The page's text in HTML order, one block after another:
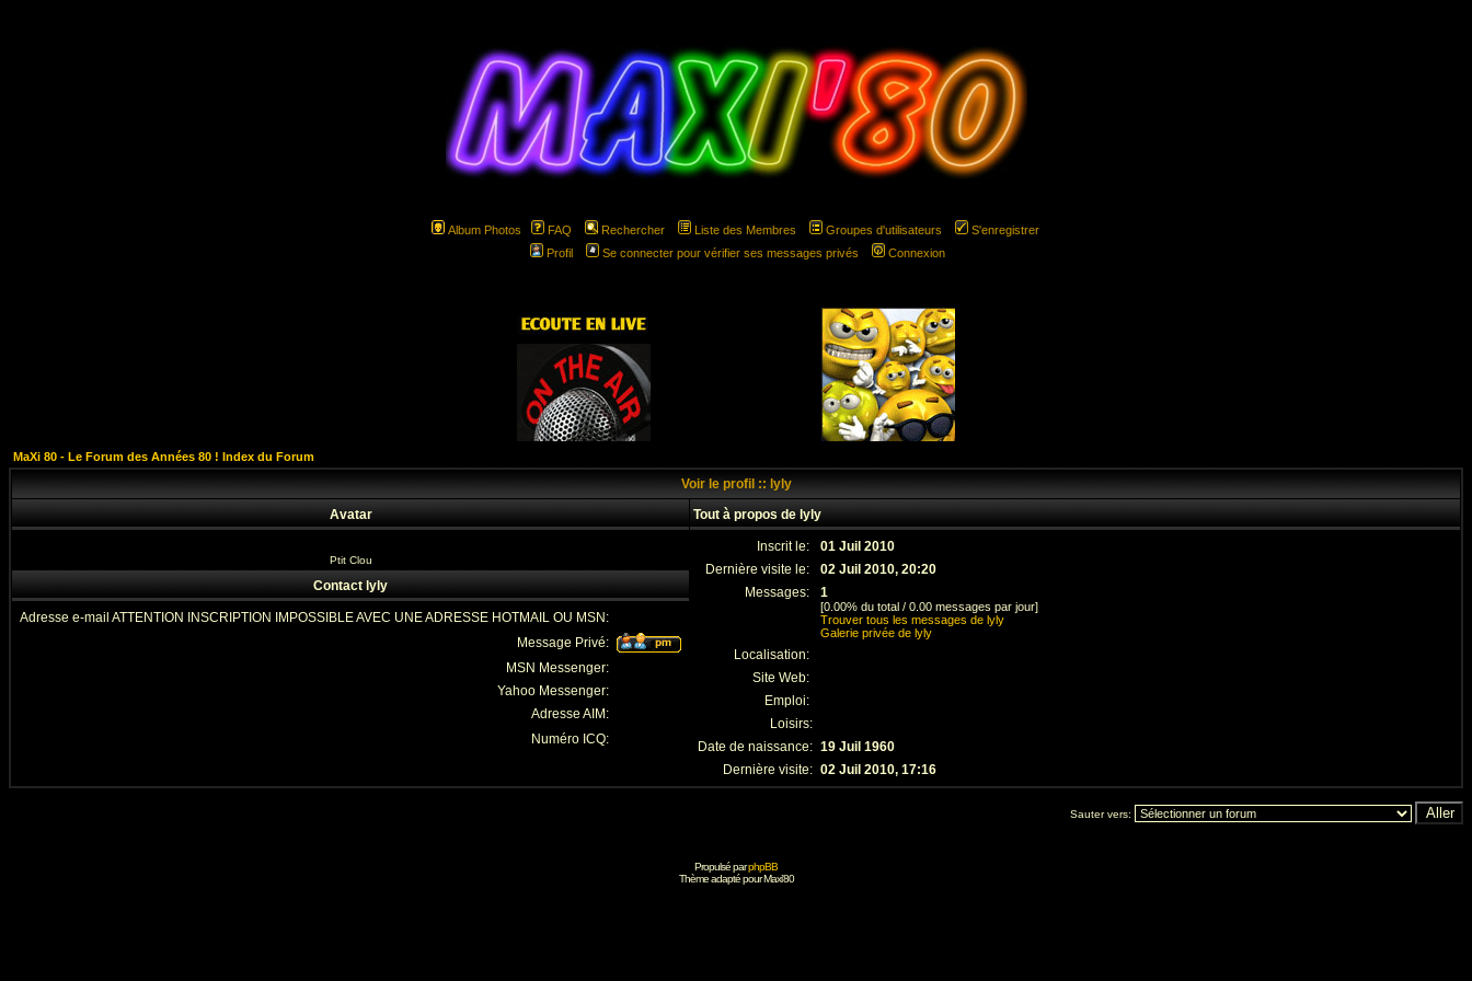
Album Photos FAQ Rechercher Liste des Membres Groupes d'utilisateurs
S'enregistrer
Profil
Se connecter pour vérifier ses messages privés Connexion
MaXi 80 - Le Forum des Années 80 ! Index du Forum
Voir le profil :: lyly
Avatar
Tout à propos de lyly
Ptit Clou
Inscrit le:
01 Juil 2010
Dernière visite le:
02 Juil 2010, 20:20
Messages:
1
[0.00% du total / 0.00 messages par jour]
Trouver tous les messages de lyly
Galerie privée de lyly
Localisation:
Site Web:
Emploi:
Loisirs:
Date de naissance: 19 Juil 1960
Dernière visite: 02 Juil 2010, 17:16
Contact lyly
Adresse e-mail ATTENTION INSCRIPTION IMPOSSIBLE AVEC UNE ADRESSE HOTMAIL OU MSN:
Message Privé:
MSN Messenger:
Yahoo Messenger:
Adresse AIM:
Numéro ICQ:
Sauter vers:
Propulsé parphpBB
Thème adapté pourMaxi'80